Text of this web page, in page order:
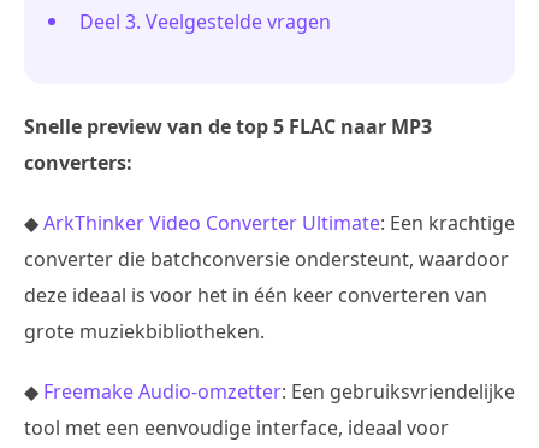
Deel 3. Veelgestelde vragen
Snelle preview van de top 5 FLAC naar MP3
converters:
◆ArkThinker Video Converter Ultimate: Een krachtige
converter die batchconversie ondersteunt, waardoor
deze ideaal is voor het in één keer converteren van
grote muziekbibliotheken.
◆ Freemake Audio-omzetter: Een gebruiksvriendelijke
tool met een eenvoudige interface, ideaal voor